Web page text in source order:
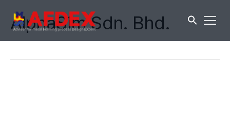
AlphaSim Sdn. Bhd.